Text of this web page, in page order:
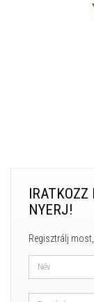
IRATKOZZ
NYERJ!
Regisztrálj